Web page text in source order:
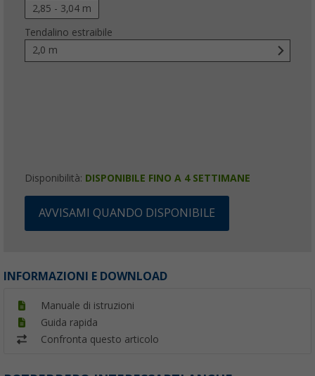
2,85 - 3,04 m
Tendalino estraibile
2,0 m
Disponibilità: DISPONIBILE FINO A 4 SETTIMANE
AVVISAMI QUANDO DISPONIBILE
INFORMAZIONI E DOWNLOAD
Manuale di istruzioni
Guida rapida
Confronta questo articolo